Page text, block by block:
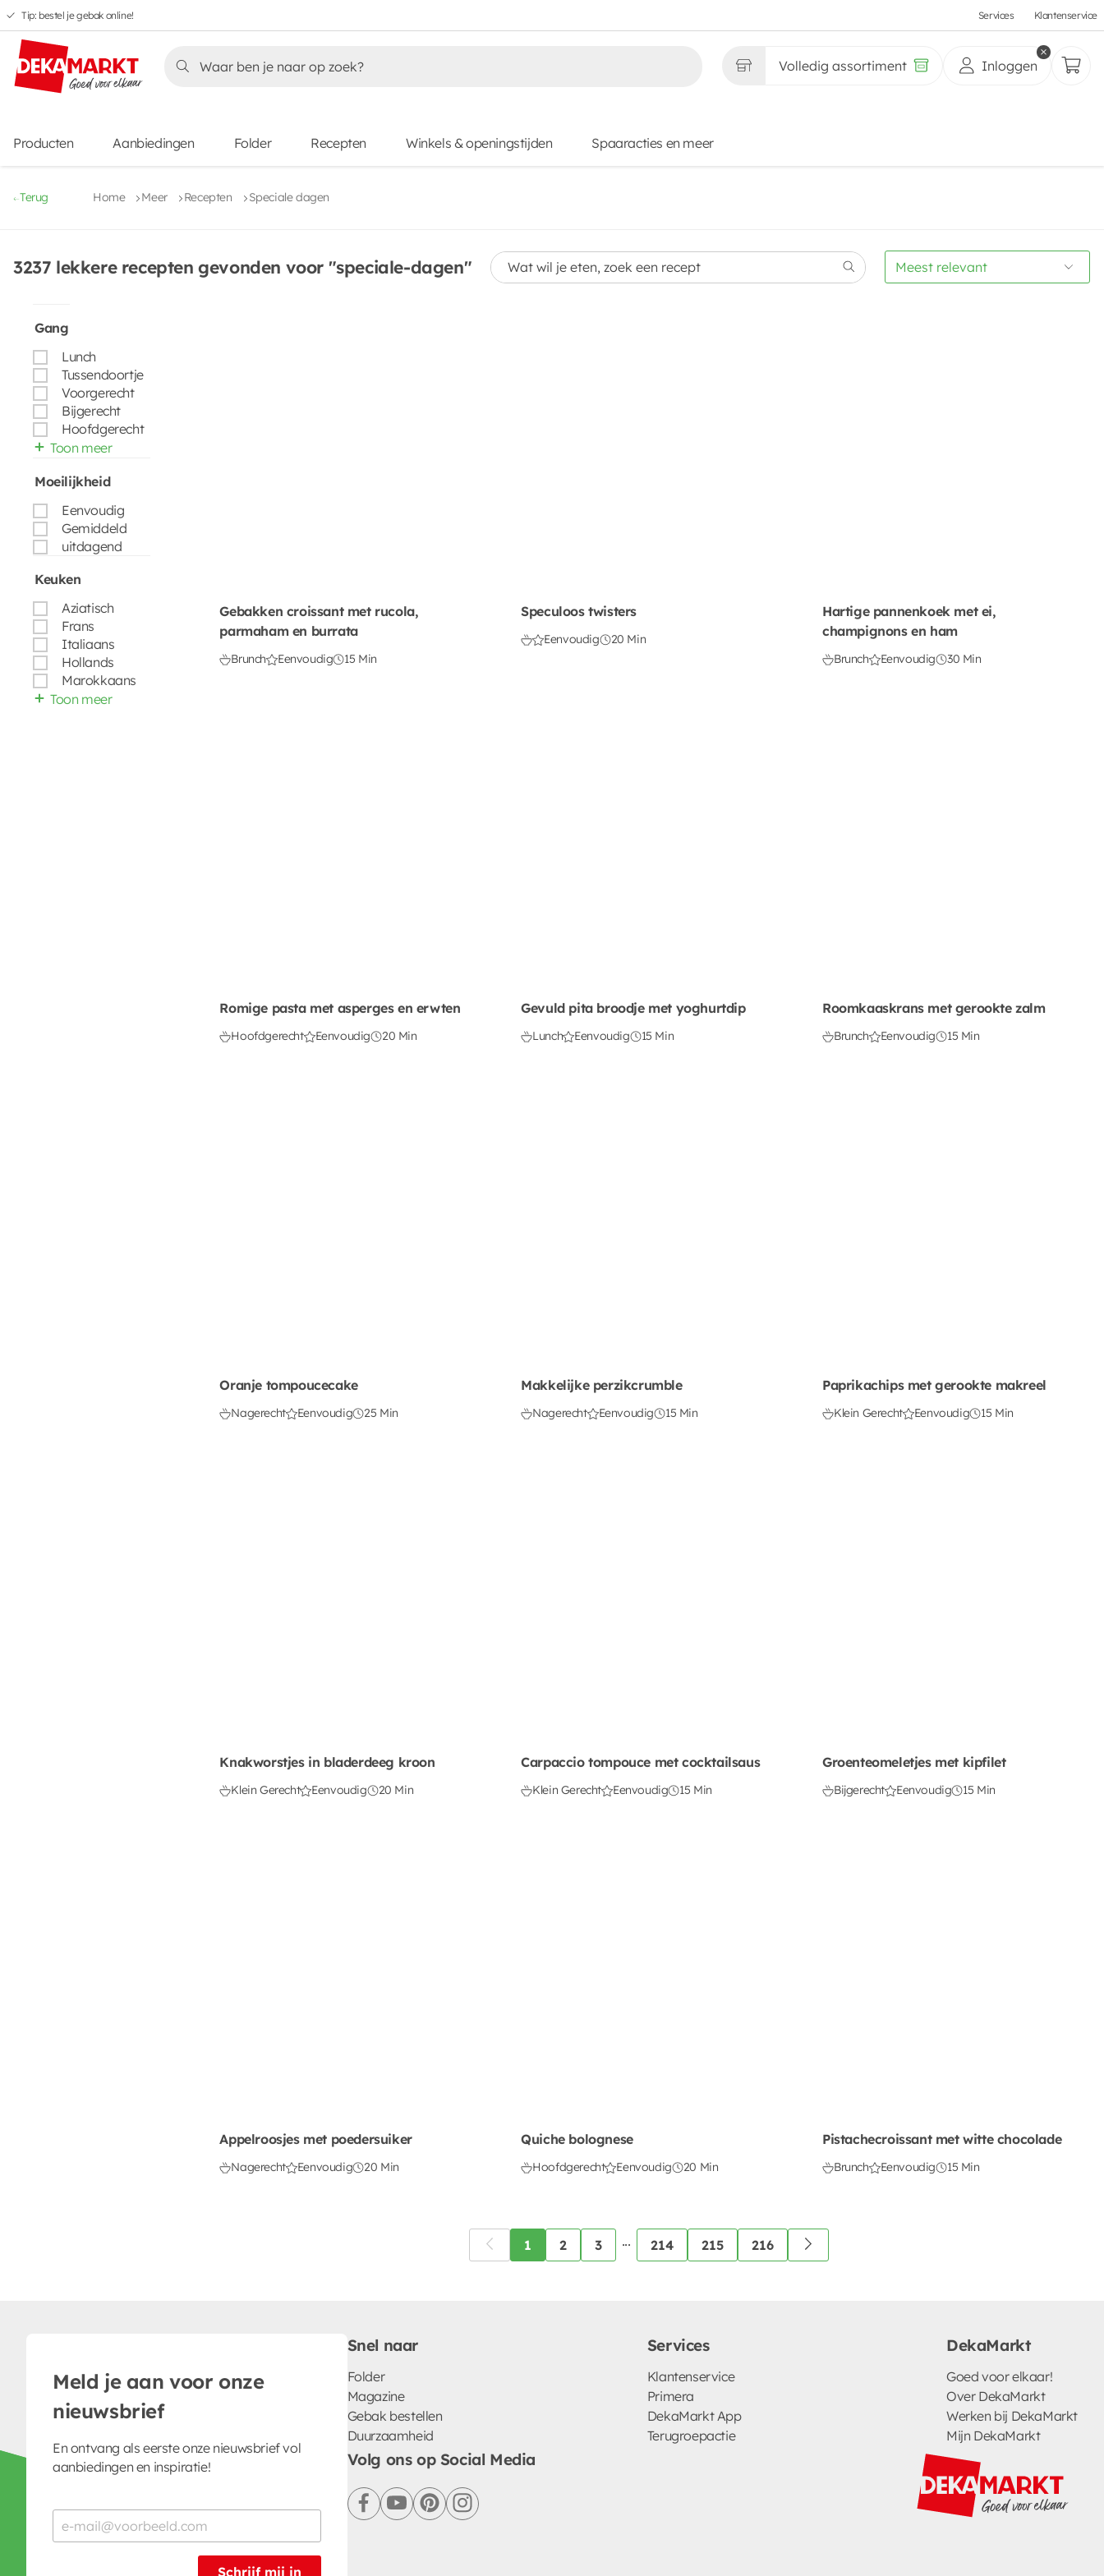
Overslaan
naar
hoofdnavigatie
Overslaan
naar
hoofdinhoud
Overslaan
naar
voettekstinhoud
Overslaan
naar
aanbiedingen
Tip: bestel je gebak online! Services Klantenservice
Volledig assortiment Inloggen
Producten Aanbiedingen Folder Recepten Winkels & openingstijden Spaaracties en meer
Terug Home Meer Recepten Speciale dagen
3237 lekkere recepten gevonden voor "speciale-dagen" Wat wil je eten, zoek een recept
Gang
Lunch
Tussendoortje
Voorgerecht
Bijgerecht
Hoofdgerecht
Toon meer
Moeilijkheid
Eenvoudig
Gemiddeld
uitdagend
Keuken
Aziatisch
Frans
Italiaans
Hollands
Marokkaans
Toon meer
Gebakken croissant met rucola,
parmaham en burrata
Brunch Eenvoudig 15 Min
Speculoos twisters
Eenvoudig 20 Min
Hartige pannenkoek met ei,
champignons en ham
Brunch Eenvoudig 30 Min
Romige pasta met asperges en erwten
Hoofdgerecht Eenvoudig 20 Min
Gevuld pita broodje met yoghurtdip
Lunch Eenvoudig 15 Min
Roomkaaskrans met gerookte zalm
Brunch Eenvoudig 15 Min
Oranje tompoucecake
Nagerecht Eenvoudig 25 Min
Makkelijke perzikcrumble
Nagerecht Eenvoudig 15 Min
Paprikachips met gerookte makreel
Klein Gerecht Eenvoudig 15 Min
Knakworstjes in bladerdeeg kroon
Klein Gerecht Eenvoudig 20 Min
Carpaccio tompouce met cocktailsaus
Klein Gerecht Eenvoudig 15 Min
Groenteomeletjes met kipfilet
Bijgerecht Eenvoudig 15 Min
Appelroosjes met poedersuiker
Nagerecht Eenvoudig 20 Min
Quiche bolognese
Hoofdgerecht Eenvoudig 20 Min
Pistachecroissant met witte chocolade
Brunch Eenvoudig 15 Min
1 2 3 ... 214 215 216
Meld je aan voor onze
nieuwsbrief
En ontvang als eerste onze nieuwsbrief vol
aanbiedingen en inspiratie!
Schrijf mij in
Snel naar
Folder
Magazine
Gebak bestellen
Duurzaamheid
Services
Klantenservice
Primera
DekaMarkt App
Terugroepactie
DekaMarkt
Goed voor elkaar!
Over DekaMarkt
Werken bij DekaMarkt
Mijn DekaMarkt
Volg ons op Social Media
facebookyoutubepinterestinstagram